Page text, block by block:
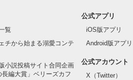
覧
チから始まる溺愛コンテ
小説投稿サイト合同企画
長編大賞」ベリーズカフ
公式アプリ
iOS版アプリ
Android版アプリ
公式アカウント
X（Twitter）